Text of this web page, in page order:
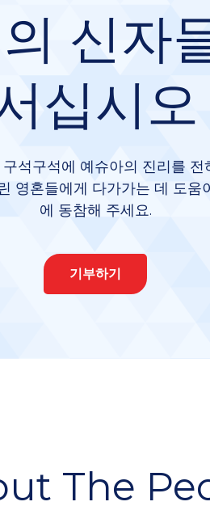
신자
십시오
석구석에 예슈아의 진리를
영혼들에게 다가가는 데 도움
에 동참해 주세요.
기부하기
The